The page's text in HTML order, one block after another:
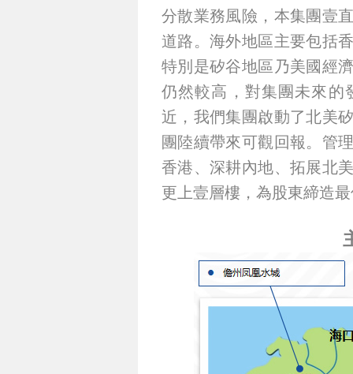
分散業務風險，本集團壹
道路。海外地區主要包括
特別是矽谷地區乃美國經
仍然較高，對集團未來的
近，我們集團啟動了北美
團陸續帶來可觀回報。管
香港、深耕內地、拓展北
更上壹層樓，為股東締造